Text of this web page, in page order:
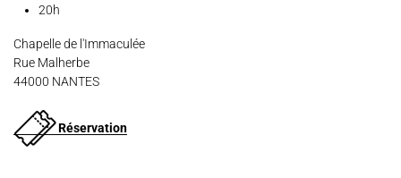
Espace Artistes
20h
Chapelle de l'Immaculée
Rue Malherbe
44000 NANTES
Réservation